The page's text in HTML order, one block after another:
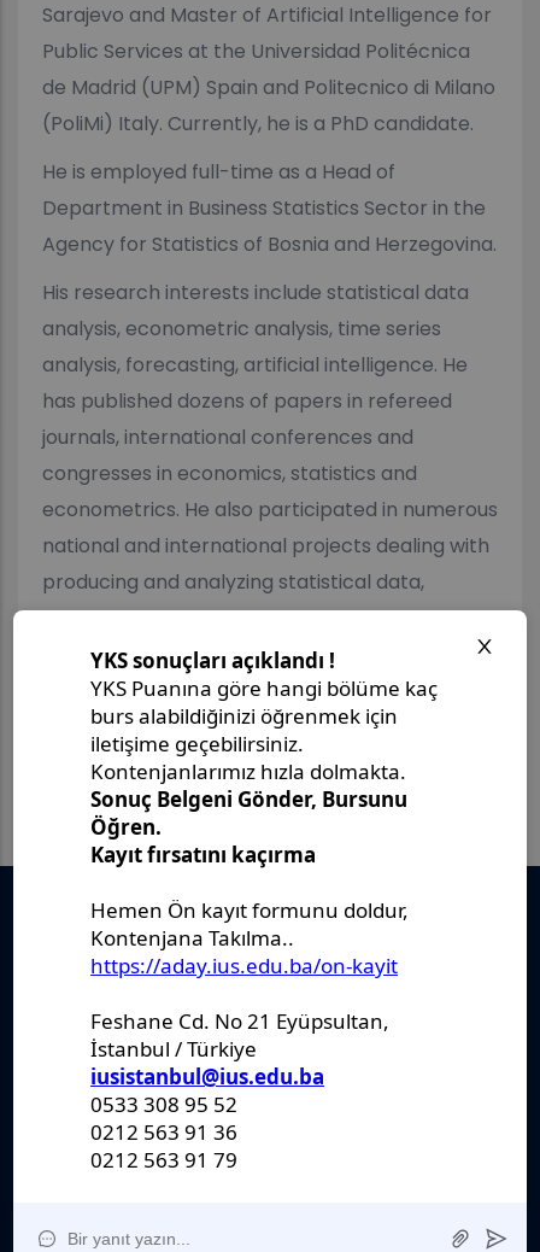
Sarajevo and Master of Artificial Intelligence for
Public Services at the Universidad Politécnica
de Madrid (UPM) Spain and Politecnico di Milano
(PoliMi) Italy. Currently, he is a PhD candidate.
He is employed full-time as a Head of
Department in Business Statistics Sector in the
Agency for Statistics of Bosnia and Herzegovina.
His research interests include statistical data
analysis, econometric analysis, time series
analysis, forecasting, artificial intelligence. He
has published dozens of papers in refereed
journals, international conferences and
congresses in economics, statistics and
econometrics. He also participated in numerous
national and international projects dealing with
producing and analyzing statistical data,
modelling.
Önemli Belgeler
Stratejik Plan
IUS Statüs
Yönetmelikler
Kanunlar
Kararlar